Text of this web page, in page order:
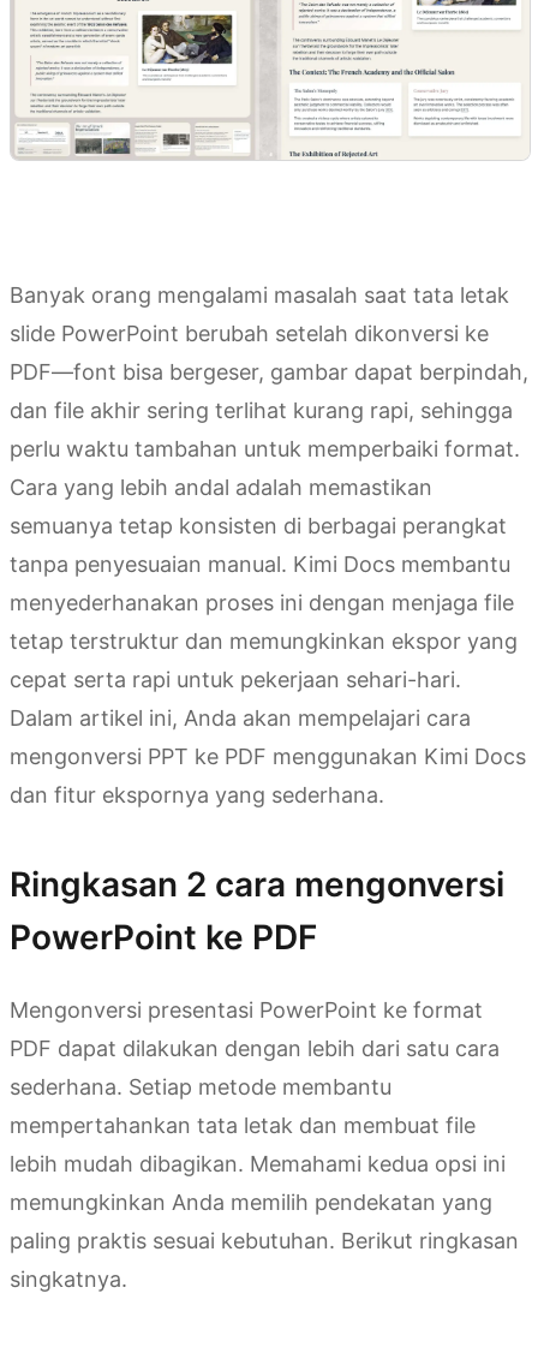
Banyak orang mengalami masalah saat tata letak
slide PowerPoint berubah setelah dikonversi ke
PDF—font bisa bergeser, gambar dapat berpindah,
dan file akhir sering terlihat kurang rapi, sehingga
perlu waktu tambahan untuk memperbaiki format.
Cara yang lebih andal adalah memastikan
semuanya tetap konsisten di berbagai perangkat
tanpa penyesuaian manual. Kimi Docs membantu
menyederhanakan proses ini dengan menjaga file
tetap terstruktur dan memungkinkan ekspor yang
cepat serta rapi untuk pekerjaan sehari-hari.
Dalam artikel ini, Anda akan mempelajari cara
mengonversi PPT ke PDF menggunakan Kimi Docs
dan fitur ekspornya yang sederhana.
Ringkasan 2 cara mengonversi
PowerPoint ke PDF
Mengonversi presentasi PowerPoint ke format
PDF dapat dilakukan dengan lebih dari satu cara
sederhana. Setiap metode membantu
mempertahankan tata letak dan membuat file
lebih mudah dibagikan. Memahami kedua opsi ini
memungkinkan Anda memilih pendekatan yang
paling praktis sesuai kebutuhan. Berikut ringkasan
singkatnya.